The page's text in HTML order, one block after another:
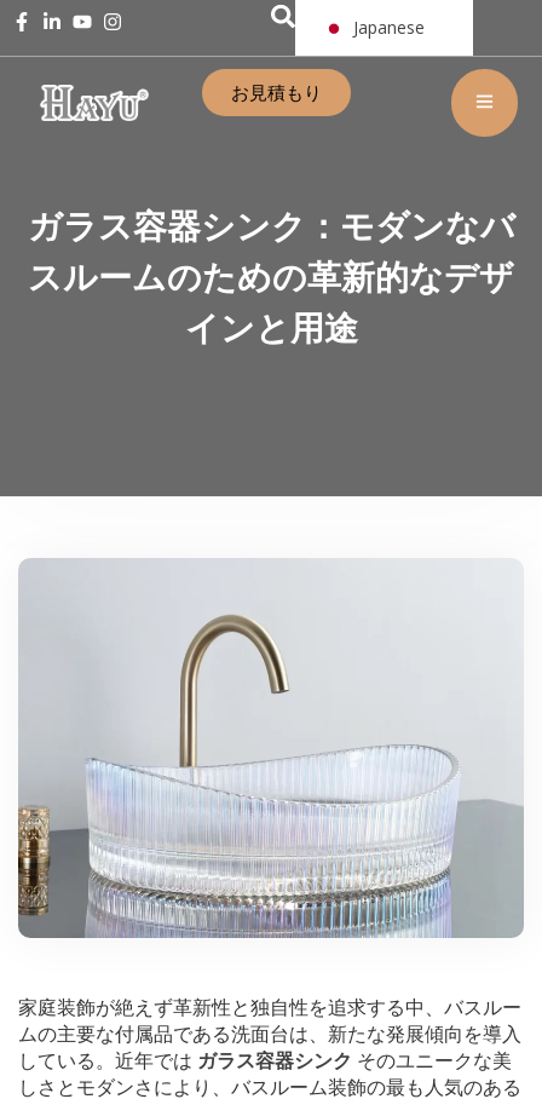
Japanese
お見積もり
ガラス容器シンク：モダンなバ
スルームのための革新的なデザ
インと用途
家庭装飾が絶えず革新性と独自性を追求する中、バスルー
ムの主要な付属品である洗面台は、新たな発展傾向を導入
している。近年では ガラス容器シンク そのユニークな美
しさとモダンさにより、バスルーム装飾の最も人気のある